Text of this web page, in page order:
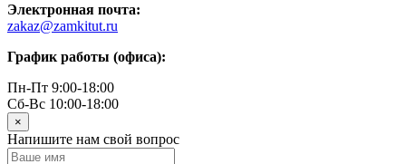
Электронная почта:
zakaz@zamkitut.ru
График работы (офиса):
Пн-Пт 9:00-18:00
Сб-Вс 10:00-18:00
×
Напишите нам свой вопрос